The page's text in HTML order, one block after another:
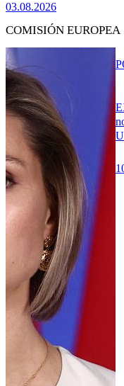
03.08.2026
COMISIÓN EUROPEA